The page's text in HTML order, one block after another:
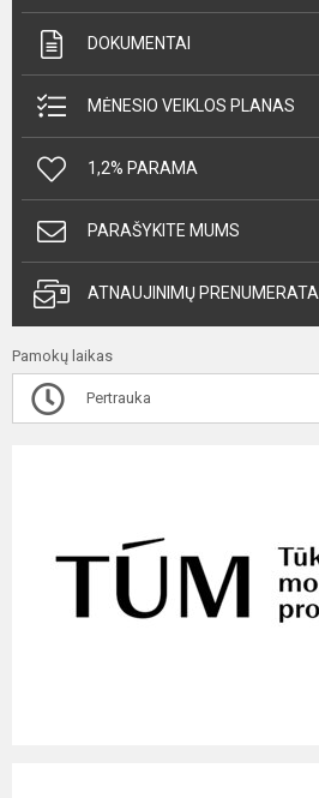
DOKUMENTAI
MĖNESIO VEIKLOS PLANAS
1,2% PARAMA
PARAŠYKITE MUMS
ATNAUJINIMŲ PRENUMERATA
Pamokų laikas
Pertrauka